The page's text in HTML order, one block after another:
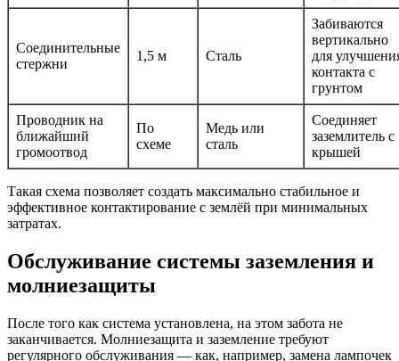
Соединительные
стержни
1,5 м Сталь
Забиваются
вертикально
для
контакта с
грунтом
Проводник на
ближайший
громоотвод
По
схеме
Медь или
сталь
Соединяет
заземлитель с
крышей
Такая схема позволяет создать максимально стабильное и
эффективное контактирование с землёй при минимальных
затратах.
Обслуживание системы заземления и
молниезащиты
После того как система установлена, на этом забота не
заканчивается. Молниезащита и заземление требуют
регулярного обслуживания — как, например, замена лампочек